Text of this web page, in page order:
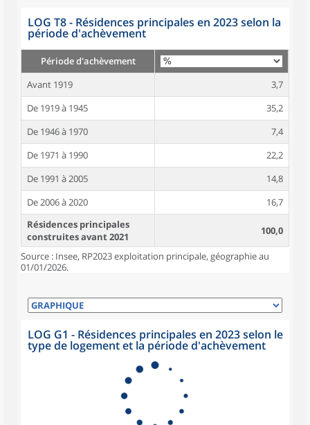
LOG T8 - Résidences principales en 2023 selon la
période d'achèvement
Période d'achèvement
Avant 1919
3,7
De 1919 à 1945
35,2
De 1946 à 1970
7,4
De 1971 à 1990
22,2
De 1991 à 2005
14,8
De 2006 à 2020
16,7
Résidences principales
construites avant 2021
100,0
Source : Insee, RP2023 exploitation principale, géographie au
01/01/2026.
LOG G1 - Résidences principales en 2023 selon le
type de logement et la période d'achèvement